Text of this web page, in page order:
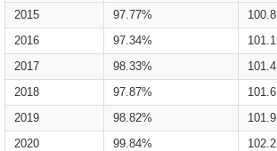
2015
97.77%
100.8
2016
97.34%
101.1
2017
98.33%
101.4
2018
97.87%
101.6
2019
98.82%
101.9
2020
99.84%
102.2